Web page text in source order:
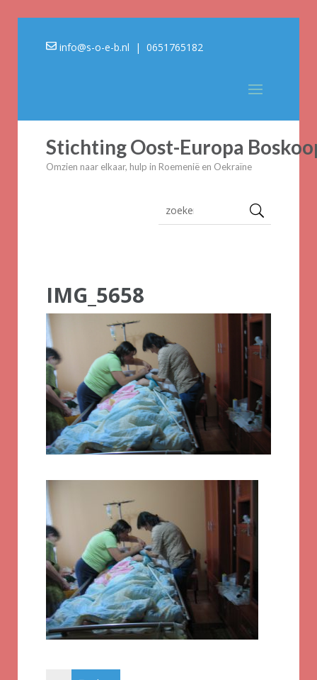
info@s-o-e-b.nl | 0651765182
Stichting Oost-Europa
Omzien naar elkaar, hulp in Roemenië en Oekraïne
IMG_5658